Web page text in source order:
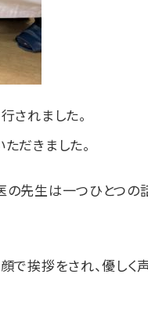
されました。
だきました。
先生は一つひとつの
で挨拶をされ、優し